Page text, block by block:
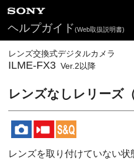
ヘルプガイド(Web取扱説明書)
レンズ交換式デジタルカメラ
ILME-FX3 Ver.2以降
レンズなしレリーズ
レンズを取り付けていない